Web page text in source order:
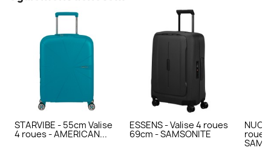
STARVIBE - 55cm Valise
4 roues - AMERICAN...
ESSENS - Valise 4 roues
69cm - SAMSONITE